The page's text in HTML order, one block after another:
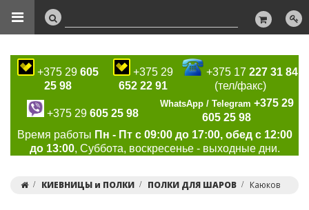
+375 29 605
25 98
+375 29
652 22 91
+375 17227 31 84
(тел/факс)
+375 29 605 25 98
WhatsApp / Telegram +375 29
605 25 98
Время работы Пн - Пт с 09:00 до 17:00, обед с 12:00
до 13:00, Суббота, воскресенье - выходные дни.
КИЕВНИЦЫ и ПОЛКИ ПОЛКИ ДЛЯ ШАРОВ Каюков